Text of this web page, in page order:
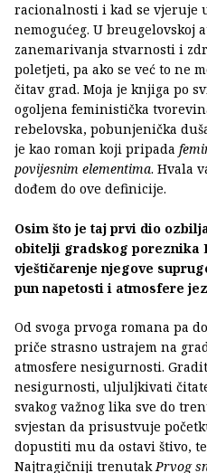
racionalnosti i kad se vjeruje
nemogućeg. U breugelovskoj
zanemarivanja stvarnosti i
poletjeti, pa ako se već to ne
čitav grad. Moja je knjiga po
ogoljena feministička
rebelovska, pobunjenička
je kao roman koji pripada
povijesnim elementima. Hvala
dođem do ove definicije.
Osim što je taj prvi dio
obitelji gradskog poreznika
vještičarenje njegove
pun napetosti i atmosfere
Od svoga prvoga romana pa
priče strasno ustrajem na
atmosfere nesigurnosti.
nesigurnosti, uljuljkivati
svakog važnog lika sve do
svjestan da prisustvuje
dopustiti mu da ostavi štivo,
Najtragičniji trenutakPrvog